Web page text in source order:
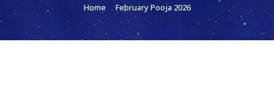
Home February Pooja 2026